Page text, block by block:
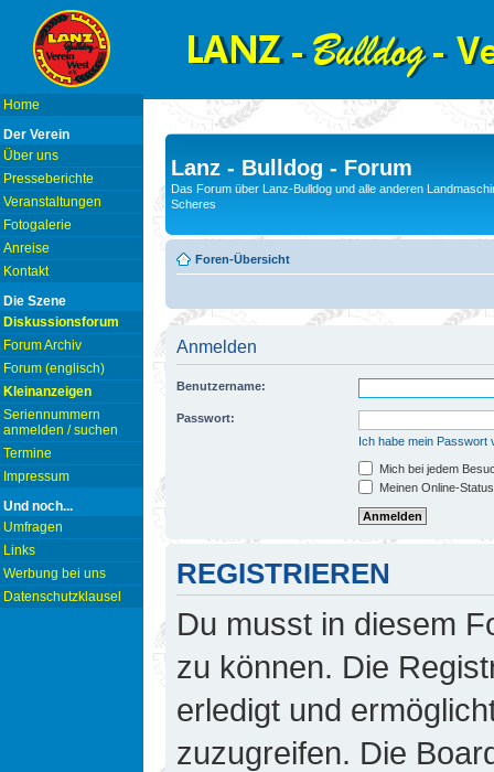
Home
Der Verein
Über uns
Presseberichte
Veranstaltungen
Fotogalerie
Anreise
Kontakt
Die Szene
Diskussionsforum
Forum Archiv
Forum (englisch)
Kleinanzeigen
Seriennummern
anmelden / suchen
Termine
Impressum
Und noch...
Umfragen
Links
Werbung bei uns
Datenschutzklausel
Lanz - Bulldog - Forum
Das Forum über Lanz-Bulldog und alle anderen
Scheres
Foren-Übersicht
Anmelden
Benutzername:
Passwort:
Ich habe mein Passwort
Mich bei jedem
Meinen Online-
REGISTRIEREN
Du musst in diesem
zu können. Die
erledigt und
zuzugreifen. Die